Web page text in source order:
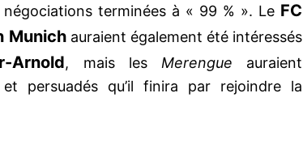
terminées à « 99 % ». Le FC
Munichauraient également été intéressés
Arnold, mais les Merengue auraient
persuadés qu’il finira par rejoindre la